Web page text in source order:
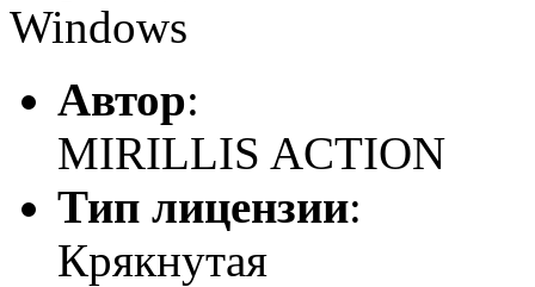
Windows
Автор:
MIRILLIS ACTION
Тип лицензии:
Крякнутая